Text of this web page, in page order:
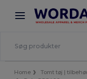
× Wordans-app
Bedre priser i
Home Tomt tøj |